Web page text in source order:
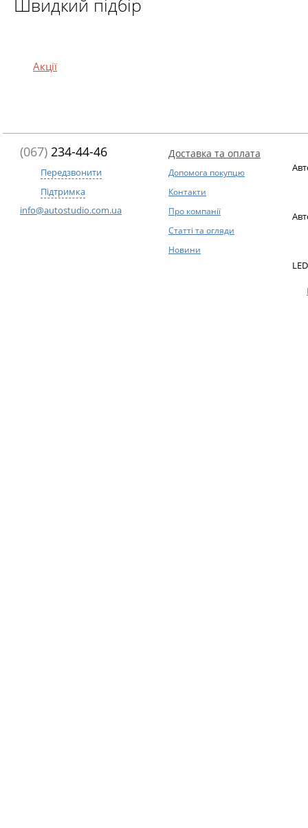
Акції
(067) 234-44-46
Передзвонити
Підтримка
info@autostudio.com.ua
Доставка та оплата
Допомога покупцю
Контакти
Про компанії
Статті та огляди
Новини